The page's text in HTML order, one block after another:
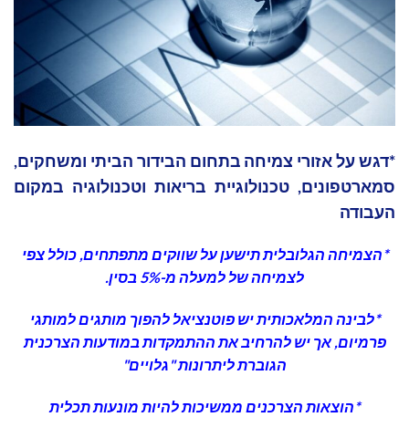
*דגש על אזורי צמיחה בתחום הבידור הביתי ומשחקים,
סמארטפונים, טכנולוגיית בריאות וטכנולוגיה במקום
העבודה
*הצמיחה הגלובלית תישען על שווקים מתפתחים, כולל צפי
לצמיחה של למעלה מ-5% בסין.
*לבינה המלאכותית יש פוטנציאל להפוך מותגים למותגי
פרמיום, אך יש להרחיב את ההתמקדות במודעות הצרכנית
הגוברת ליתרונות "גלויים"
*הוצאות הצרכנים ממשיכות להיות מונעות תכלית